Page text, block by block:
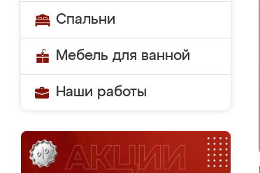
Спальни
Мебель для ванной
Наши работы